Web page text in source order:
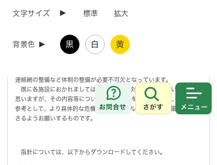
文字サイズ 標準 拡大
背景色 黒 白 黄
お問合せ
さがす
老人福祉施設で万が一、事件や事故等不測の事態が発生した際には、
連絡網の整備など体制の整備が必要不可欠となっています。
既に各施設におかれましては、非常時への対応がなされていることと
思いますが、その内容等について改めて検証をするとともに、本冊子を
参考として、より具体的な危機管理マニュアルを作成し、常備してくだ
さるようお願いするものです。
指針については、以下からダウンロードしてください。